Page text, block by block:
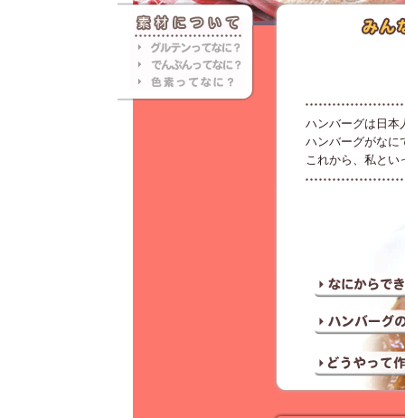
ハンバーグは日本
ハンバーグがなに
これから、私とい